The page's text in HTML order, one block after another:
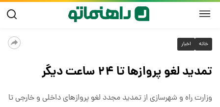
خانه اخبار
تمدید لغو پروازها تا ۲۴ ساعت دیگر
وزارت راه و شهرسازی از تمدید مجدد لغو پروازهای داخلی و خارجی تا